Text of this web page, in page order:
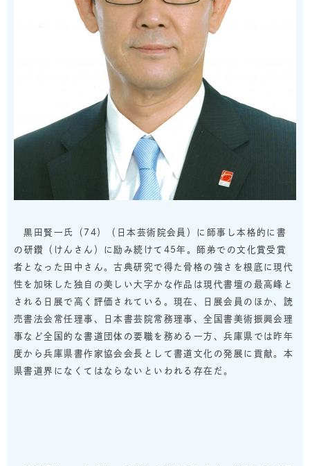
黒田賢一氏（74）（日本芸術院会員）に師事し本格的に書
の 研鑽
（けんさん）に励み続けて45年。師弟での文化賞受賞
者となった田中さん。古典研究で得た骨格の強さを根底に現代
性を加味した独自の美しい大字かな作品は現代書壇の最高峰と
される日展で高く評価されている。現在、日展会員のほか、読
売書法会常任理事、日本書芸院常務理事、全国書美術振興会理
事など全国的な書道団体の要職を務める一方、兵庫県では昨年
度から兵庫県書作家協会会長として書道文化の発展に貢献。本
県書道界になくてはならないといわれる存在だ。